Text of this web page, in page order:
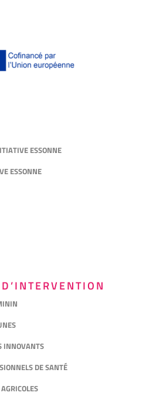
ESSONNE
ESSONNE
INNOVANTS
DE SANTÉ